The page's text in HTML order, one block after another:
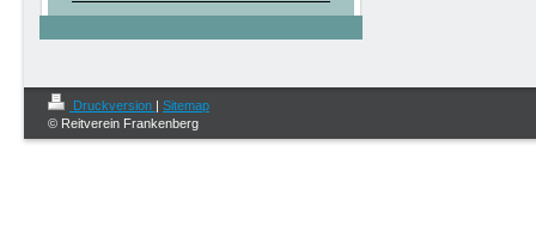
Druckversion | Sitemap
© Reitverein Frankenberg